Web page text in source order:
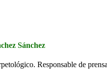
Sánchez
Responsable de